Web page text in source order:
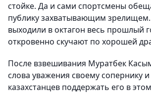
стойке. Да и сами спортсмены
публику захватывающим
выходили в октагон весь прошлый
откровенно скучают по хорошей
После взвешивания Муратбек
слова уважения своему сопернику
казахстанцев поддержать его в